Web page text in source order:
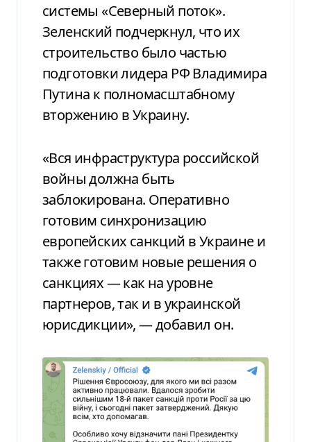
системы «Северный поток».
Зеленский подчеркнул, что их
строительство было частью
подготовки лидера РФ Владимира
Путина к полномасштабному
вторжению в Украину.
«Вся инфраструктура российской
войны должна быть
заблокирована. Оперативно
готовим синхронизацию
европейских санкций в Украине и
также готовим новые решения о
санкциях — как на уровне
партнеров, так и в украинской
юрисдикции», — добавил он.